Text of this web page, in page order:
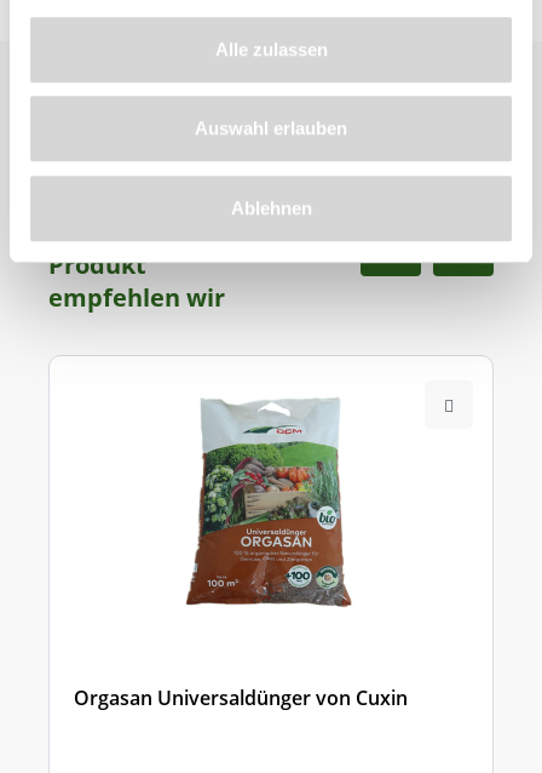
Alle zulassen
Auswahl erlauben
Ablehnen
Produkt
empfehlen wir
Orgasan Universaldünger von Cuxin